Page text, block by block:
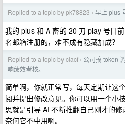
Replied to a topic by pk78823 › 早上 plus
我的 plus 和 A 畜的 20 刀 play 号目
名邮箱注册的，难不成有隐藏加成？
Replied to a topic by clacf › 公司搞 token
响绩效考核。
简单啊，你就正常写，每天定期让这
阅并提出修改意见。你可以用一个小
思就是引导 AI 不断推翻自己刚才的修
奈何它不中用啊。